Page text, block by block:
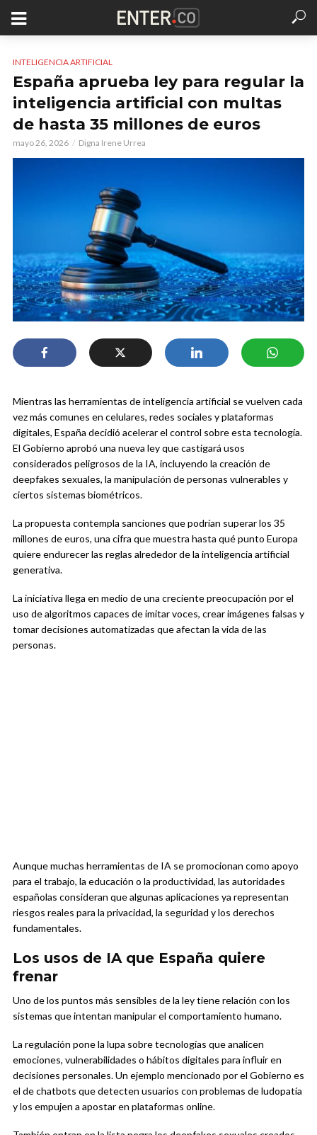
INTELIGENCIA ARTIFICIAL
España aprueba ley para regular la
inteligencia artificial con multas
de hasta 35 millones de euros
mayo 26, 2026 Digna Irene Urrea
Mientras las herramientas de inteligencia artificial se vuelven cada
vez más comunes en celulares, redes sociales y plataformas
digitales, España decidió acelerar el control sobre esta tecnología.
El Gobierno aprobó una nueva ley que castigará usos
considerados peligrosos de la IA, incluyendo la creación de
deepfakes sexuales, la manipulación de personas vulnerables y
ciertos sistemas biométricos.
La propuesta contempla sanciones que podrían superar los 35
millones de euros, una cifra que muestra hasta qué punto Europa
quiere endurecer las reglas alrededor de la inteligencia artificial
generativa.
La iniciativa llega en medio de una creciente preocupación por el
uso de algoritmos capaces de imitar voces, crear imágenes falsas y
tomar decisiones automatizadas que afectan la vida de las
personas.
Aunque muchas herramientas de IA se promocionan como apoyo
para el trabajo, la educación o la productividad, las autoridades
españolas consideran que algunas aplicaciones ya representan
riesgos reales para la privacidad, la seguridad y los derechos
fundamentales.
Los usos de IA que España quiere
frenar
Uno de los puntos más sensibles de la ley tiene relación con los
sistemas que intentan manipular el comportamiento humano.
La regulación pone la lupa sobre tecnologías que analicen
emociones, vulnerabilidades o hábitos digitales para influir en
decisiones personales. Un ejemplo mencionado por el Gobierno es
el de chatbots que detecten usuarios con problemas de ludopatía
y los empujen a apostar en plataformas online.